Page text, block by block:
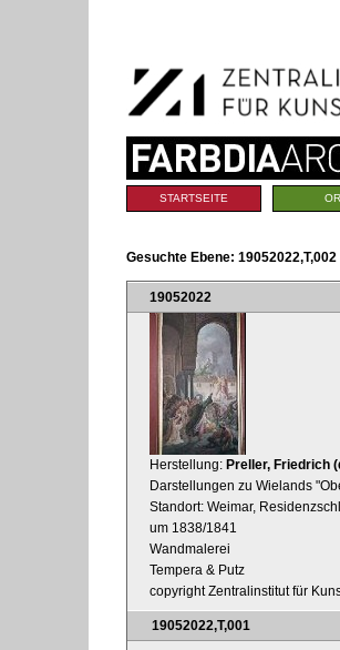
Navigation
Sektionen
STARTSEITE
Gesuchte Ebene: 19052022,T,002
19052022
Herstellung: Preller, Friedrich
Darstellungen zu Wielands
Standort: Weimar,
um 1838/1841
Wandmalerei
Tempera & Putz
copyright Zentralinstitut für
19052022,T,001